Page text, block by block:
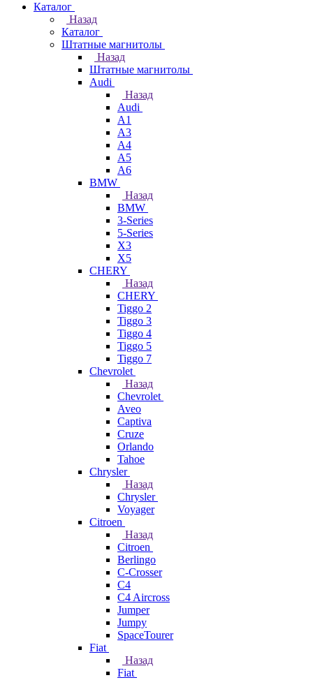
Каталог
Назад
Каталог
Штатные магнитолы
Назад
Штатные магнитолы
Audi
Назад
Audi
A1
A3
A4
A5
A6
BMW
Назад
BMW
3-Series
5-Series
X3
X5
CHERY
Назад
CHERY
Tiggo 2
Tiggo 3
Tiggo 4
Tiggo 5
Tiggo 7
Chevrolet
Назад
Chevrolet
Aveo
Captiva
Cruze
Orlando
Tahoe
Chrysler
Назад
Chrysler
Voyager
Citroen
Назад
Citroen
Berlingo
C-Crosser
C4
C4 Aircross
Jumper
Jumpy
SpaceTourer
Fiat
Назад
Fiat